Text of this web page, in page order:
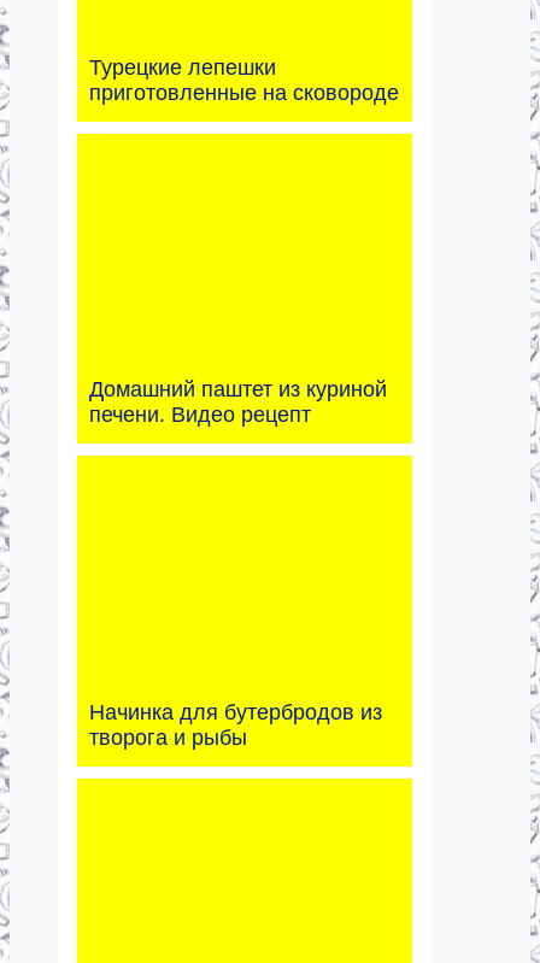
Турецкие лепешки
приготовленные на сковороде
Домашний паштет из куриной
печени. Видео рецепт
Начинка для бутербродов из
творога и рыбы